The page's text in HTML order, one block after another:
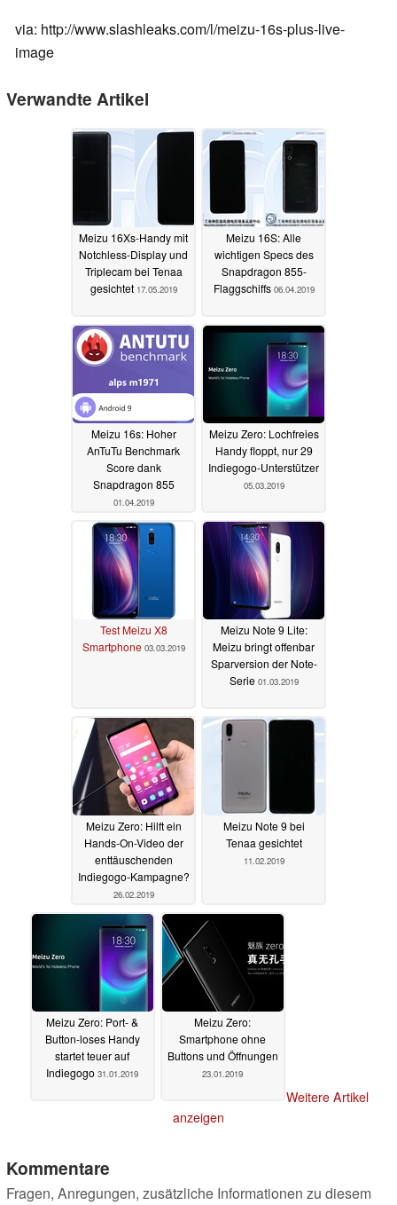
via: http://www.slashleaks.com/l/meizu-16s-plus-live-
image
Verwandte Artikel
Meizu 16Xs-Handy mit
Notchless-Display und
Triplecam bei Tenaa
gesichtet 17.05.2019
Meizu 16S: Alle
wichtigen Specs des
Snapdragon 855-
Flaggschiffs 06.04.2019
Meizu 16s: Hoher
AnTuTu Benchmark
Score dank
Snapdragon 855
01.04.2019
Meizu Zero: Lochfreies
Handy floppt, nur 29
Indiegogo-Unterstützer
05.03.2019
Test Meizu X8
Smartphone 03.03.2019
Meizu Note 9 Lite:
Meizu bringt offenbar
Sparversion der Note-
Serie 01.03.2019
Meizu Zero: Hilft ein
Hands-On-Video der
enttäuschenden
Indiegogo-Kampagne?
26.02.2019
Meizu Note 9 bei
Tenaa gesichtet
11.02.2019
Meizu Zero: Port- &
Button-loses Handy
startet teuer auf
Indiegogo 31.01.2019
Meizu Zero:
Smartphone ohne
Buttons und Öffnungen
23.01.2019
Weitere Artikel
anzeigen
Kommentare
Fragen, Anregungen, zusätzliche Informationen zu diesem